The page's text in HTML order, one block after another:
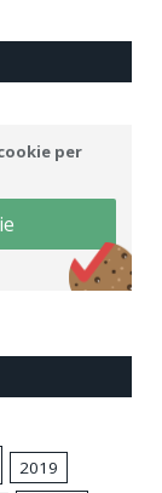
per
2019